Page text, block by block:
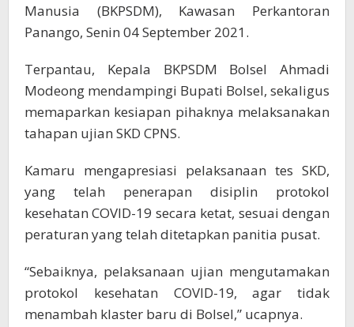
Manusia (BKPSDM), Kawasan Perkantoran
Panango, Senin 04 September 2021.
Terpantau, Kepala BKPSDM Bolsel Ahmadi
Modeong mendampingi Bupati Bolsel, sekaligus
memaparkan kesiapan pihaknya melaksanakan
tahapan ujian SKD CPNS.
Kamaru mengapresiasi pelaksanaan tes SKD,
yang telah penerapan disiplin protokol
kesehatan COVID-19 secara ketat, sesuai dengan
peraturan yang telah ditetapkan panitia pusat.
“Sebaiknya, pelaksanaan ujian mengutamakan
protokol kesehatan COVID-19, agar tidak
menambah klaster baru di Bolsel,” ucapnya.